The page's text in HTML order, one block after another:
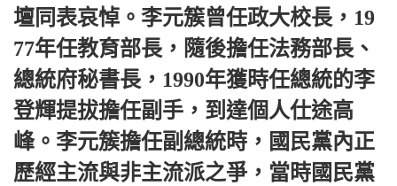
壇同表哀悼。李元簇曾任政大校長，19
77年任教育部長，隨後擔任法務部長、
總統府秘書長，1990年獲時任總統的李
登輝提拔擔任副手，到達個人仕途高
峰。李元簇擔任副總統時，國民黨內正
歷經主流與非主流派之爭，當時國民黨